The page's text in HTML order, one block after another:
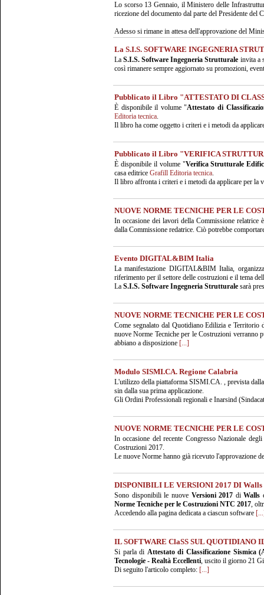
Lo scorso 13 Gennaio, il Ministero delle
ricezione del documento dal parte del Presidente
Adesso si rimane in attesa dell'approvazione del
La S.I.S. SOFTWARE INGEGNERIA
LaS.I.S. Software Ingegneria Strutturale invita a
così rimanere sempre aggiornato su promozioni,
Pubblicato il Libro "ATTESTATO DI
È disponibile il volume "Attestato di
Editoria tecnica.
Il libro ha come oggetto i criteri e i metodi da
Pubblicato il Libro "VERIFICA
È disponibile il volume "Verifica Strutturale
casa editrice Grafill Editoria tecnica.
Il libro affronta i criteri e i metodi da applicare per la
NUOVE NORME TECNICHE PER LE
In occasione dei lavori della Commissione relatrice
dalla Commissione redatrice. Ciò potrebbe
Evento DIGITAL&BIM Italia
La manifestazione DIGITAL&BIM Italia,
riferimento per il settore delle costruzioni e il tema
La S.I.S. Software Ingegneria Strutturale sarà
NUOVE NORME TECNICHE PER LE
Come segnalato dal Quotidiano Edilizia e
nuove Norme Tecniche per le Costruzioni verranno
abbiano a disposizione [...]
Modulo SISMI.CA. Regione Calabria
L'utilizzo della piattaforma SISMI.CA. , prevista
sin dalla sua prima applicazione.
Gli Ordini Professionali regionali e Inarsind
NUOVE NORME TECNICHE PER LE
In occasione del recente Congresso Nazionale
Costruzioni 2017.
Le nuove Norme hanno già ricevuto l'approvazione
DISPONIBILI LE VERSIONI 2017 DI Walls
Sono disponibili le nuove Versioni 2017 diWalls
Norme Tecniche per le Costruzioni NTC 2017,
Accedendo alla pagina dedicata a ciascun software
IL SOFTWARE ClaSS SUL QUOTIDIANO
Si parla di Attestato di Classificazione Sismica
Tecnologie - Realtà Eccellenti, uscito il giorno 21
Di seguito l'articolo completo: [...]